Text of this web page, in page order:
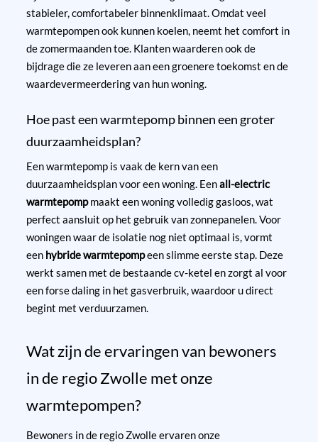
stabieler, comfortabeler binnenklimaat. Omdat veel
warmtepompen ook kunnen koelen, neemt het comfort in
de zomermaanden toe. Klanten waarderen ook de
bijdrage die ze leveren aan een groenere toekomst en de
waardevermeerdering van hun woning.
Hoe past een warmtepomp binnen een groter
duurzaamheidsplan?
Een warmtepomp is vaak de kern van een
duurzaamheidsplan voor een woning. Eenall-electric
warmtepompmaakt een woning volledig gasloos, wat
perfect aansluit op het gebruik van zonnepanelen. Voor
woningen waar de isolatie nog niet optimaal is, vormt
een hybride warmtepompeen slimme eerste stap. Deze
werkt samen met de bestaande cv-ketel en zorgt al voor
een forse daling in het gasverbruik, waardoor u direct
begint met verduurzamen.
Wat zijn de ervaringen van bewoners
in de regio Zwolle met onze
warmtepompen?
Bewoners in de regio Zwolle ervaren onze